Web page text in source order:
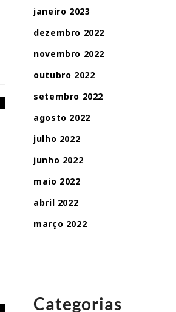
janeiro 2023
dezembro 2022
novembro 2022
outubro 2022
setembro 2022
agosto 2022
julho 2022
junho 2022
maio 2022
abril 2022
março 2022
Categorias